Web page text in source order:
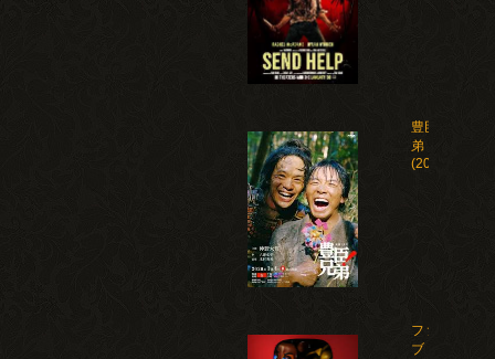
豊臣兄
弟！
(2026)
ファイ
ブ・ナ